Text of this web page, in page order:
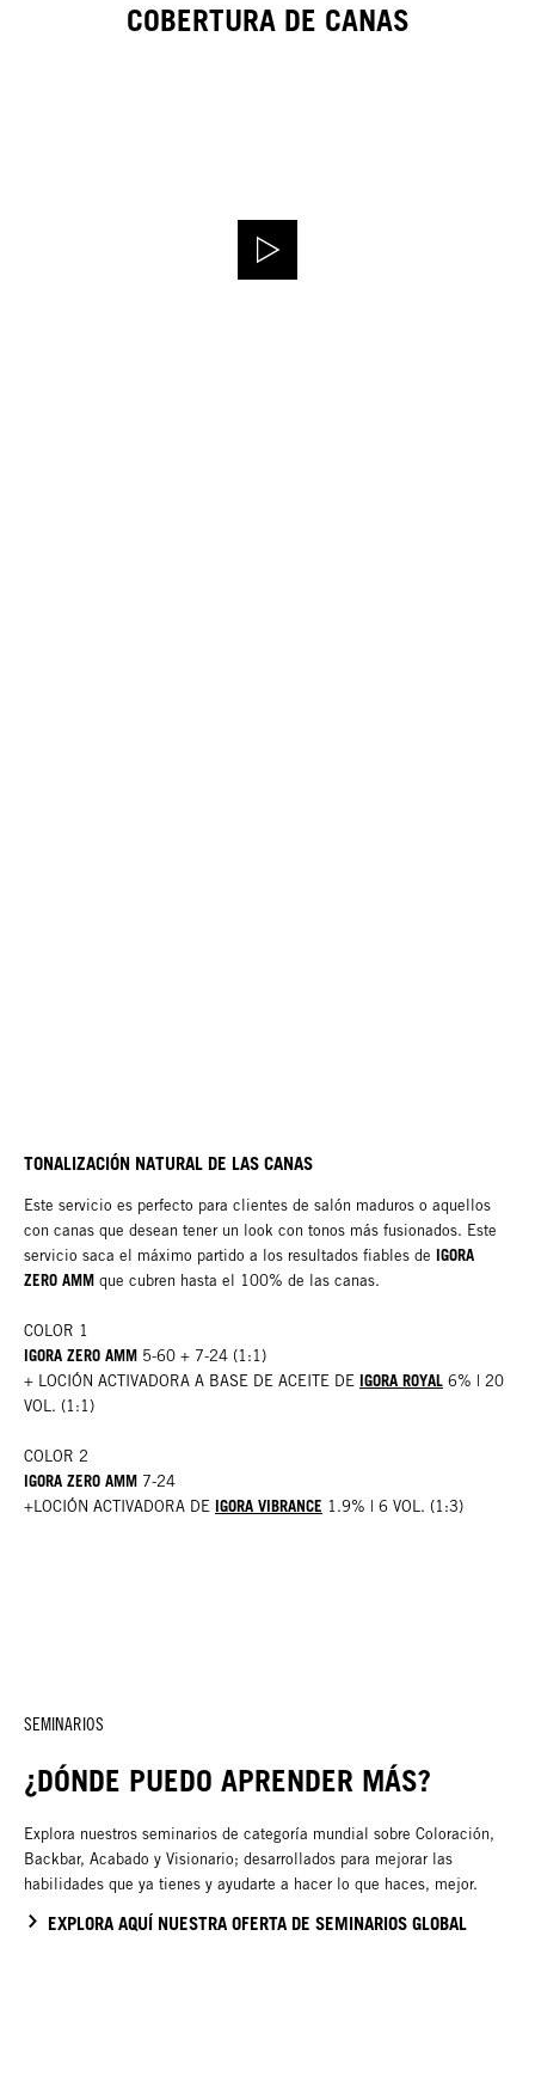
COBERTURA DE CANAS
TONALIZACIÓN NATURAL DE LAS CANAS
Este servicio es perfecto para clientes de salón maduros o aquellos
con canas que desean tener un look con tonos más fusionados. Este
servicio saca el máximo partido a los resultados fiables de IGORA
ZERO AMM que cubren hasta el 100% de las canas.
COLOR 1
IGORA ZERO AMM 5-60 + 7-24 (1:1)
+ LOCIÓN ACTIVADORA A BASE DE ACEITE DE IGORA ROYAL 6% | 20
VOL. (1:1)
COLOR 2
IGORA ZERO AMM 7-24
+LOCIÓN ACTIVADORA DE IGORA VIBRANCE 1.9% | 6 VOL. (1:3)
SEMINARIOS
¿DÓNDE PUEDO APRENDER MÁS?
Explora nuestros seminarios de categoría mundial sobre Coloración,
Backbar, Acabado y Visionario; desarrollados para mejorar las
habilidades que ya tienes y ayudarte a hacer lo que haces, mejor.
EXPLORA AQUÍ NUESTRA OFERTA DE SEMINARIOS GLOBAL